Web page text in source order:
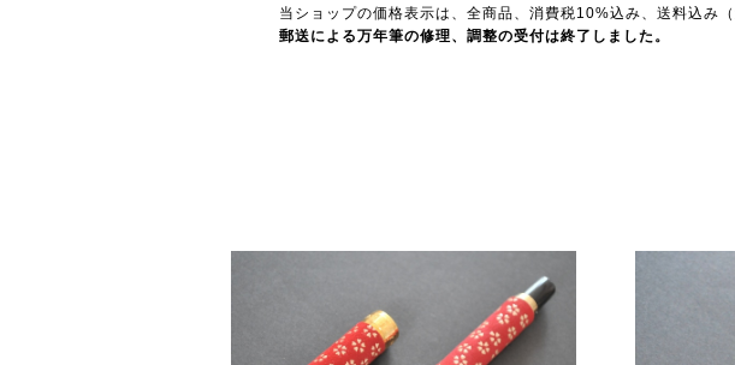
当ショップの価格表示は、全商品、消費税10%込み、送料込み（
郵送による万年筆の修理、調整の受付は終了しました。